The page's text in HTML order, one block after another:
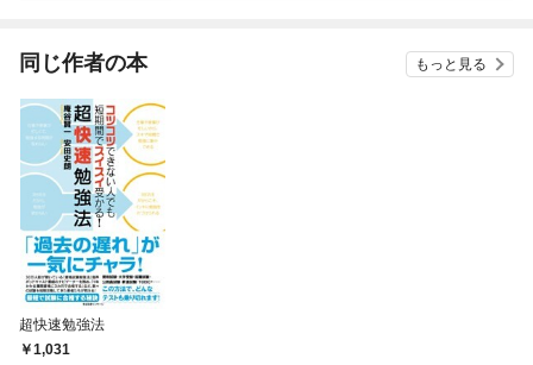
同じ作者の本 もっと見る
超快速勉強法
1,031